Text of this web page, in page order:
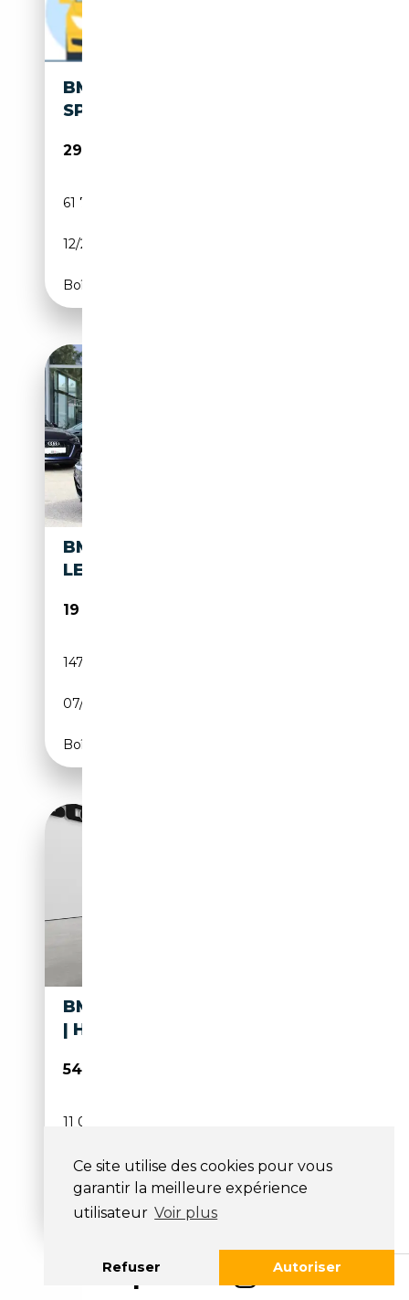
Ce site utilise des cookies pour vous
garantir la meilleure expérience
utilisateur Voir plus
Refuser Autoriser
BMW 4 CABRIO 430 I M
SPORT
29 985€
61 799 km
12/2019
Boîte automatique
BMW I CABRIO NAVIPROF/
LEDER/ HK /KAMERA/ XENON
19 490€
147 017 km
07/2015
Boîte automatique
BMW Z4 M40I | FROZEN GREY
| HARMAN KARDON | HUD
54 900€
11 028 km
02/2022 340 CH (250 kW)
Boîte automatique